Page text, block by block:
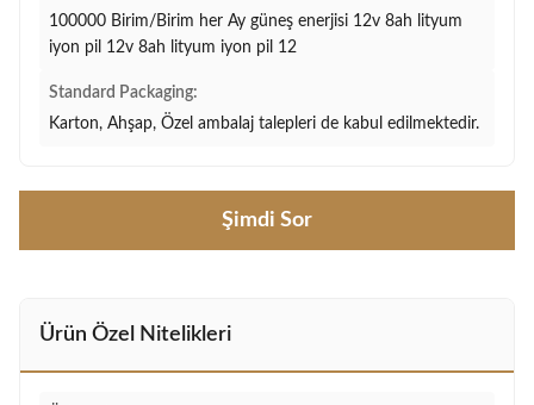
100000 Birim/Birim her Ay güneş enerjisi 12v 8ah lityum
iyon pil 12v 8ah lityum iyon pil 12
Standard Packaging:
Karton, Ahşap, Özel ambalaj talepleri de kabul edilmektedir.
Şimdi Sor
Ürün Özel Nitelikleri